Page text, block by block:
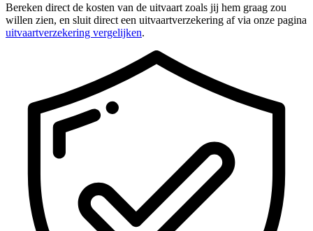
Bereken direct de kosten van de uitvaart zoals jij hem graag zou
willen zien, en sluit direct een uitvaartverzekering af via onze pagina
uitvaartverzekering vergelijken.